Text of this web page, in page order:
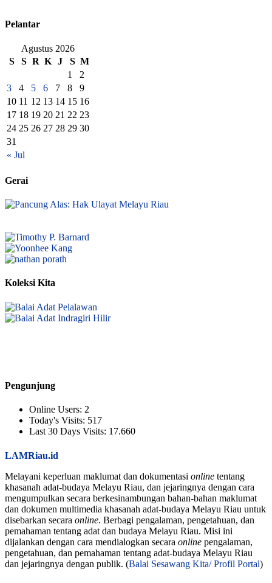
Pelantar
Agustus 2026
S
S R K J S M
« Jul
1
2
3
4 5 6 7 8
9
10 11 12 13 14 15 16
17 18 19 20 21 22 23
24 25 26 27 28 29 30
31
Gerai
Koleksi Kita
Pengunjung
Online Users: 2
Today's Visits: 517
Last 30 Days Visits: 17.660
LAMRiau.id
Melayani keperluan maklumat dan dokumentasi online tentang
khasanah adat-budaya Melayu Riau, dan jejaringnya dengan cara
mengumpulkan secara berkesinambungan bahan-bahan maklumat
dan dokumen multimedia khasanah adat-budaya Melayu Riau untuk
disebarkan secara online. Berbagi pengalaman, pengetahuan, dan
pemahaman tentang adat dan budaya Melayu Riau. Misi ini
dijalankan dengan cara mendialogkan secara online pengalaman,
pengetahuan, dan pemahaman tentang adat-budaya Melayu Riau
dan jejaringnya dengan publik. (Balai Sesawang Kita/ Profil Portal)